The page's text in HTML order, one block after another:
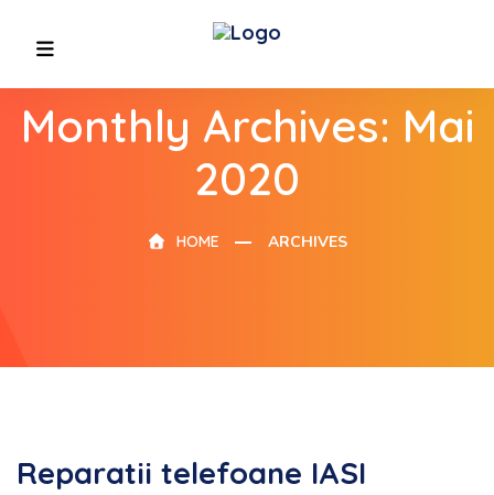
Monthly Archives: Mai
2020
HOME ARCHIVES
Reparatii telefoane IASI